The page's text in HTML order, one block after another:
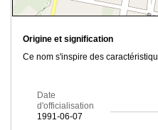
Origine et signification
Ce nom s'inspire des
Date
d'officialisation
1991-06-07